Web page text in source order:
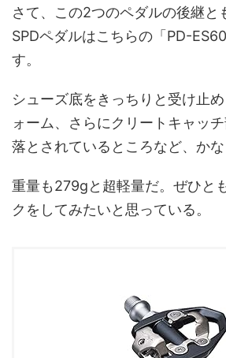
さて、この2つのペダルの後継と
SPDペダルはこちらの「PD-
す。
シューズ底をきっちりと受け止
ォーム、さらにクリートキャッ
落とされているところなど、か
重量も279gと超軽量だ。ぜひと
クをしてみたいと思っている。